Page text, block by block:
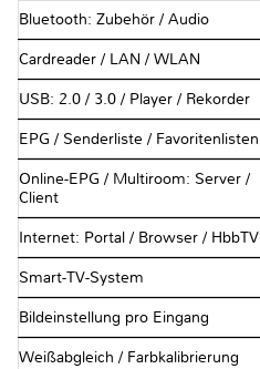
Bluetooth: Zubehör / Audio
Cardreader / LAN / WLAN
USB: 2.0 / 3.0 / Player / Rekorder
EPG / Senderliste / Favoritenlisten
Online-EPG / Multiroom: Server /
Client
Internet: Portal / Browser / HbbTV
Smart-TV-System
Bildeinstellung pro Eingang
Weißabgleich / Farbkalibrierung